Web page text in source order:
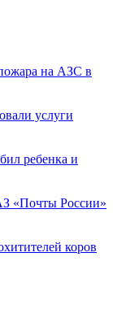
на АЗС в
услуги
ребенка и
«Почты России»
коров